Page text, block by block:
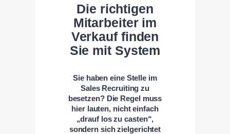
Die richtigen
Mitarbeiter im
Verkauf finden
Sie mit System
Sie haben eine Stelle im
Sales Recruiting zu
besetzen? Die Regel muss
hier lauten, nicht einfach
„drauf los zu casten“,
sondern sich zielgerichtet